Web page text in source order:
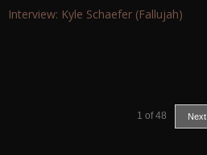
Interview: Kyle Schaefer (Fallujah)
1 of 48 Next